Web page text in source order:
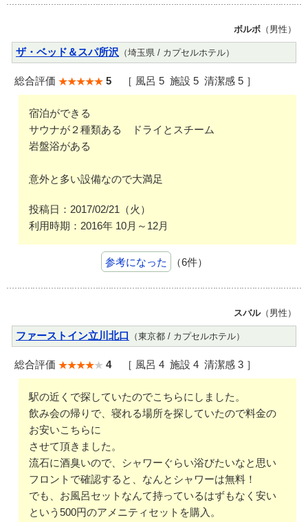
ボルボ （男性）
ザ・ベッド＆スパ所沢 （埼玉県 / カプセルホテル）
総合評価 5 ［ 風呂 5 施設 5 清潔感 5 ］
宿泊ができる
サウナが２種類ある ドライとスチーム
岩盤浴がある
意外と多い設備なので大満足
投稿日：2017/02/21（火）
利用時期：2016年 10月～12月
参考になった （6件）
スバル（男性）
ファーストイン立川北口 （東京都 / カプセルホテル）
総合評価 4［ 風呂 4 施設 4 清潔感 3 ］
駅の近くで探していたのでこちらにしました。
飲み会の帰りで、寝れる場所を探していたので料金の
お安いこちらに
させて頂きました。
流石に酒臭いので、シャワーぐらい浴びたいなと思い
フロントで確認すると、なんとシャワーは無料！
でも、お風呂セットなんて持っているはずもなく安い
という500円のアメニティセットを購入。